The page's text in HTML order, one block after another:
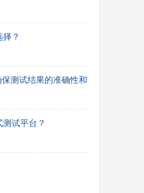
？
测试结果的准确性和可靠性？
试平台？